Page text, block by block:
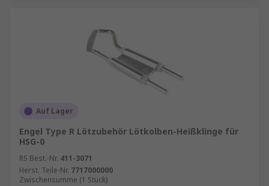
Auf Lager
Engel Type R Lötzubehör Lötkolben-Heißklinge für
HSG-0
RS Best.-Nr. 411-3071
Herst. Teile-Nr. 7717000000
Zwischensumme (1 Stück)